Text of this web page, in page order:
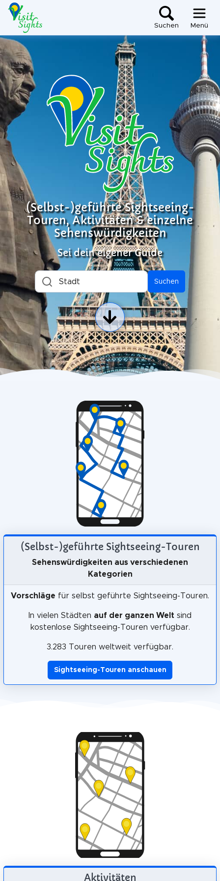
Suchen Menü
(Selbst-)geführte Sightseeing-
Touren, Aktivitäten & einzelne
Sehenswürdigkeiten
Sei dein eigener Guide
Stadt Suchen
(Selbst-)geführte Sightseeing-Touren
Sehenswürdigkeiten aus verschiedenen
Kategorien
Vorschläge für selbst geführte Sightseeing-Touren.
In vielen Städten auf der ganzen Welt sind
kostenlose Sightseeing-Touren verfügbar.
3.283 Touren weltweit verfügbar.
Sightseeing-Touren anschauen
Aktivitäten